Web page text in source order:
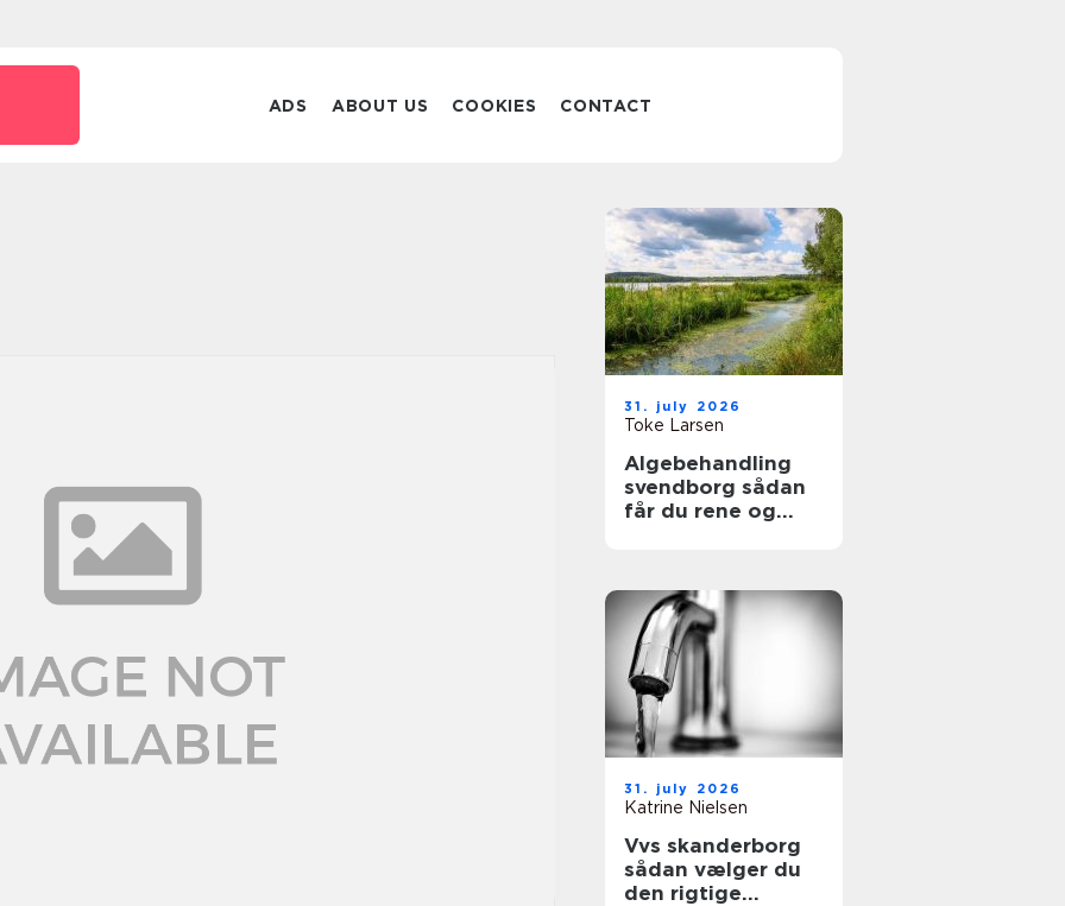
ADS ABOUT US COOKIES CONTACT
31. july 2026
Toke Larsen
Algebehandling
svendborg sådan
får du rene og
31. july 2026
Katrine Nielsen
Vvs skanderborg
sådan vælger du
den rigtige